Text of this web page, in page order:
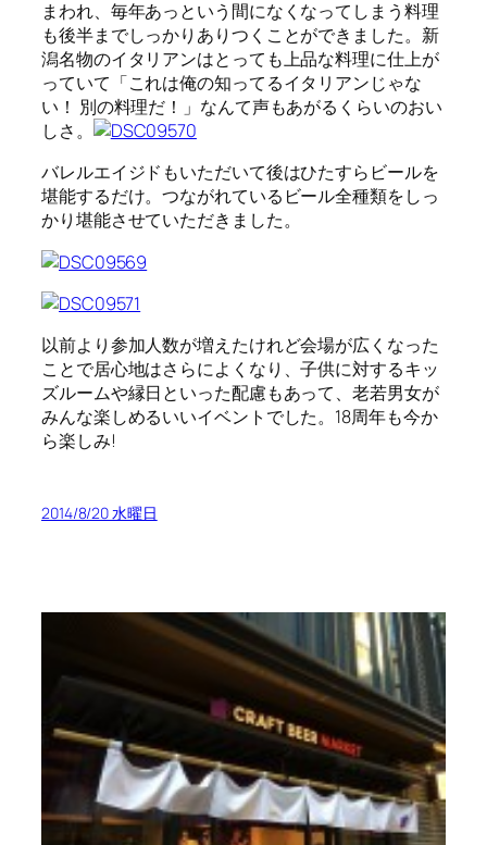
まわれ、毎年あっという間になくなってしまう料理
も後半までしっかりありつくことができました。新
潟名物のイタリアンはとっても上品な料理に仕上が
っていて「これは俺の知ってるイタリアンじゃな
い！ 別の料理だ！」なんて声もあがるくらいのおい
しさ。
バレルエイジドもいただいて後はひたすらビールを
堪能するだけ。つながれているビール全種類をしっ
かり堪能させていただきました。
以前より参加人数が増えたけれど会場が広くなった
ことで居心地はさらによくなり、子供に対するキッ
ズルームや縁日といった配慮もあって、老若男女が
みんな楽しめるいいイベントでした。18周年も今か
ら楽しみ!
2014/8/20 水曜日